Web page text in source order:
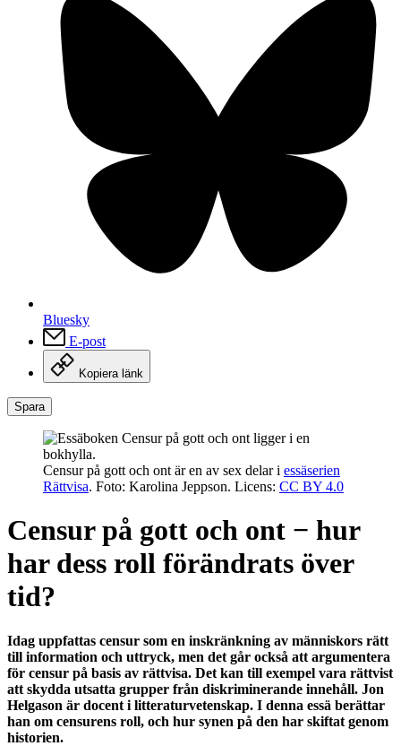
Bluesky
E-post
Kopiera länk
Spara
Censur på gott och ont är en av sex delar i essäserien
Rättvisa. Foto: Karolina Jeppson. Licens: CC BY 4.0
Censur på gott och ont − hur
har dess roll förändrats över
tid?
Idag uppfattas censur som en inskränkning av människors rätt
till information och uttryck, men det går också att argumentera
för censur på basis av rättvisa. Det kan till exempel vara rättvist
att skydda utsatta grupper från diskriminerande innehåll. Jon
Helgason är docent i litteraturvetenskap. I denna essä berättar
han om censurens roll, och hur synen på den har skiftat genom
historien.